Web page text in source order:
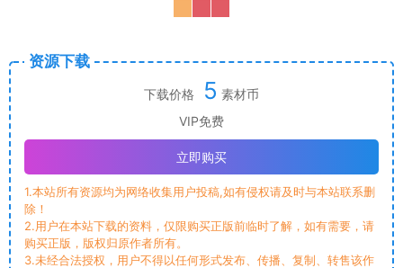
资源下载
下载价格 5 素材币
VIP免费
立即购买
1.本站所有资源均为网络收集用户投稿,如有侵权请及时与本站联系删
除！
2.用户在本站下载的资料，仅限购买正版前临时了解，如有需要，请
购买正版，版权归原作者所有。
3.未经合法授权，用户不得以任何形式发布、传播、复制、转售该作